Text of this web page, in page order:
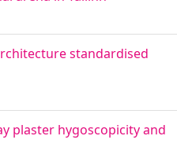
standardised
plaster hygoscopicity and